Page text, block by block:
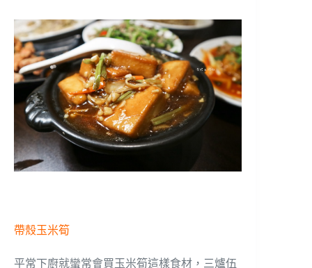
帶殼玉米筍
平常下廚就蠻常會買玉米筍這樣食材，三爐伍